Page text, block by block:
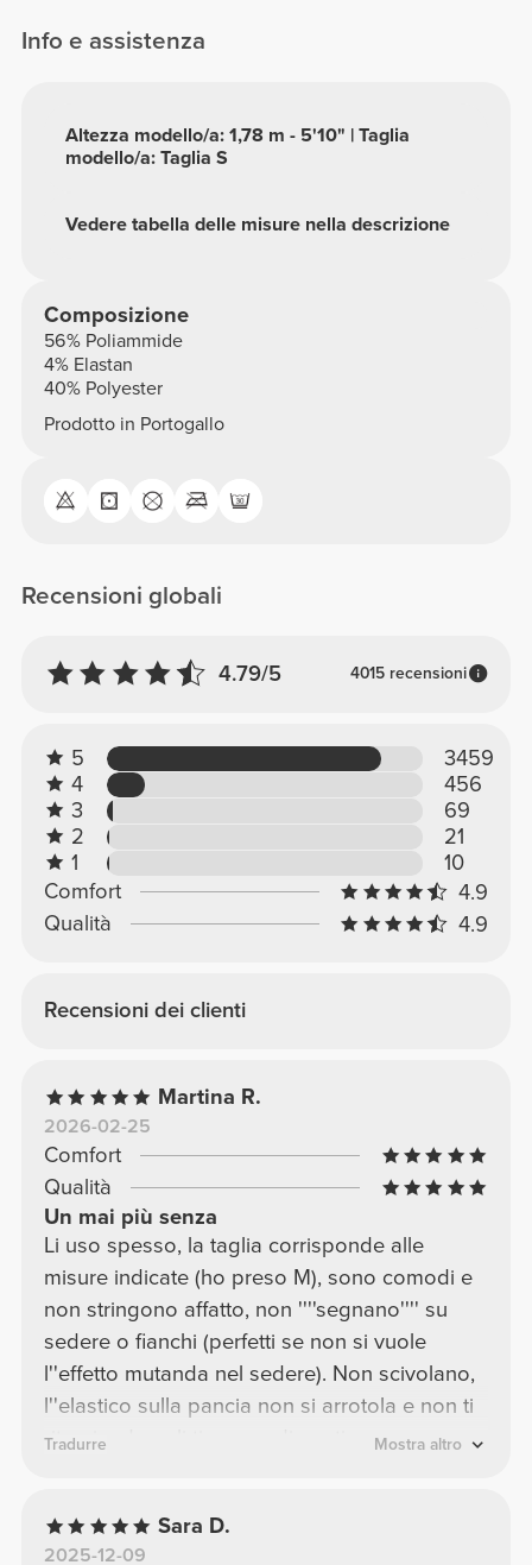
Info e assistenza
Vedere tabella delle misure nella descrizione
Altezza modello/a: 1,78 m - 5'10" | Taglia
modello/a: Taglia S
Composizione
56% Poliammide
4% Elastan
40% Polyester
Prodotto in Portogallo
Recensioni globali
4.79/5 4015 recensioni
5
3459
4
456
3
69
2
21
1
10
Comfort
4.9
Qualità
4.9
Recensioni dei clienti
Martina R.
2026-02-25
Comfort
Qualità
Un mai più senza
Li uso spesso, la taglia corrisponde alle
misure indicate (ho preso M), sono comodi e
non stringono affatto, non ''''segnano'''' su
sedere o fianchi (perfetti se non si vuole
l''effetto mutanda nel sedere). Non scivolano,
l''elastico sulla pancia non si arrotola e non ti
ritrovi a doverli tirare su di continuo.
tessuto è spesso e di qualità. La vita alta è
Tradurre Mostra altro
Sara D.
2025-12-09